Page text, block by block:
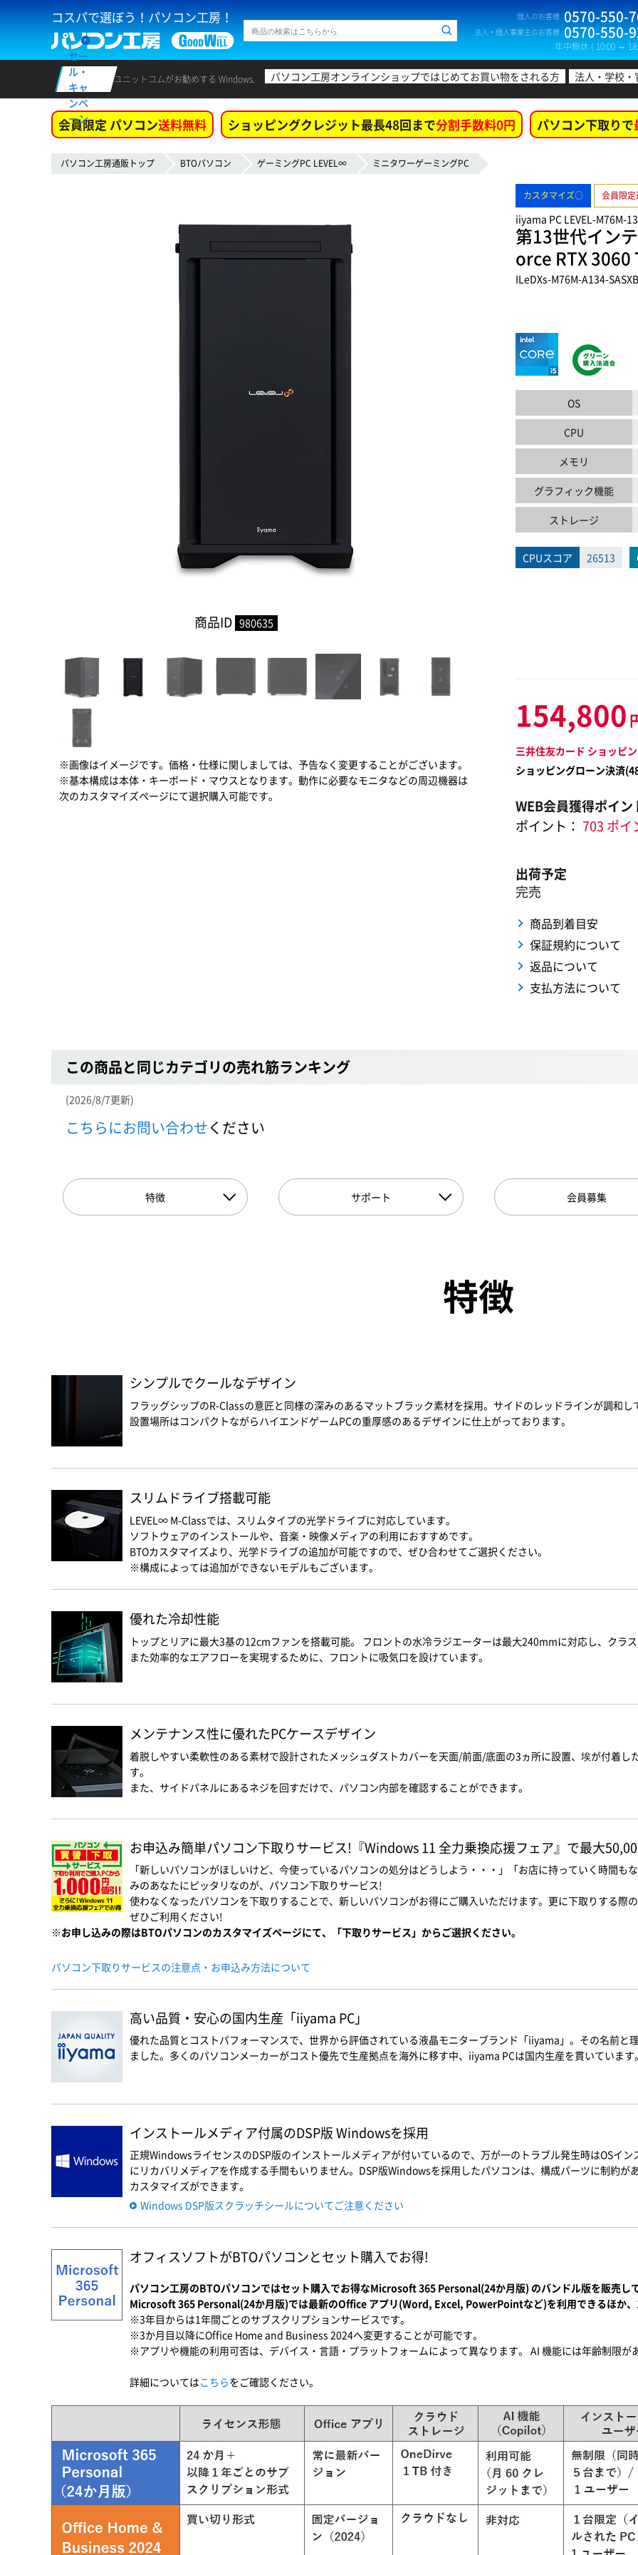
コスパで選ぼう！パソコン工房！ 個人のお客様 0570-550-
法人・個人事業主のお客様 0570-550-
年中無休 ( 10:00 ～
セー
ル・
キャ
ンペ
ーン
ユニットコムがお勧めする Windows. パソコン工房オンラインショップではじめてお買い物をされる方 法人・学校
会員限定 パソコン送料無料 ショッピングクレジット最長48回まで分割手数料0円 パソコン下取りで
パソコン工房通販トップ BTOパソコン ゲーミングPC LEVEL∞ ミニタワーゲーミングPC
商品ID 980635
※画像はイメージです。価格・仕様に関しましては、予告なく変更することがございます。
※基本構成は本体・キーボード・マウスとなります。動作に必要なモニタなどの周辺機器は
次のカスタマイズページにて選択購入可能です。
カスタマイズ○ 会員限
iiyama PC LEVEL-M76M-
第13世代イン
orce RTX 3060
ILeDXs-M76M-A134-SASXB
OS
CPU
メモリ
グラフィック機能
ストレージ
CPUスコア 26513
154,800
三井住友カード ショッピ
ショッピングローン決済(
WEB会員獲得ポイン
ポイント： 703 ポイ
出荷予定
完売
商品到着目安
保証規約について
返品について
支払方法について
この商品と同じカテゴリの売れ筋ランキング
(2026/8/7更新)
こちらにお問い合わせください
特徴 サポート 会員募集
特徴
シンプルでクールなデザイン
フラッグシップのR-Classの意匠と同様の深みのあるマットブラック素材を採用。サイドのレッドラインが調和し
設置場所はコンパクトながらハイエンドゲームPCの重厚感のあるデザインに仕上がっております。
スリムドライブ搭載可能
LEVEL∞ M-Classでは、スリムタイプの光学ドライブに対応しています。
ソフトウェアのインストールや、音楽・映像メディアの利用におすすめです。
BTOカスタマイズより、光学ドライブの追加が可能ですので、ぜひ合わせてご選択ください。
※構成によっては追加ができないモデルもございます。
優れた冷却性能
トップとリアに最大3基の12cmファンを搭載可能。 フロントの水冷ラジエーターは最大240mmに対応し、クラ
また効率的なエアフローを実現するために、フロントに吸気口を設けています。
メンテナンス性に優れたPCケースデザイン
着脱しやすい柔軟性のある素材で設計されたメッシュダストカバーを天面/前面/底面の3ヵ所に設置、埃が付着し
す。
また、サイドパネルにあるネジを回すだけで、パソコン内部を確認することができます。
お申込み簡単パソコン下取りサービス!『Windows 11 全力乗換応援フェア』で最大
「新しいパソコンがほしいけど、今使っているパソコンの処分はどうしよう・・・」「お店に持っていく時間
みのあなたにピッタリなのが、パソコン下取りサービス!
使わなくなったパソコンを下取りすることで、新しいパソコンがお得にご購入いただけます。更に下取りする際
ぜひご利用ください!
※お申し込みの際はBTOパソコンのカスタマイズページにて、「下取りサービス」からご選択ください。
パソコン下取りサービスの注意点・お申込み方法について
高い品質・安心の国内生産「iiyama PC」
優れた品質とコストパフォーマンスで、世界から評価されている液晶モニターブランド「iiyama」。その名前と
ました。多くのパソコンメーカーがコスト優先で生産拠点を海外に移す中、iiyama PCは国内生産を貫いています。
インストールメディア付属のDSP版 Windowsを採用
正規WindowsライセンスのDSP版のインストールメディアが付いているので、万が一のトラブル発生時はOSイ
にリカバリメディアを作成する手間もいりません。DSP版Windowsを採用したパソコンは、構成パーツに制約
カスタマイズができます。
Windows DSP版スクラッチシールについてご注意ください
オフィスソフトがBTOパソコンとセット購入でお得!
パソコン工房のBTOパソコンではセット購入でお得なMicrosoft 365 Personal(24か月版) のバンドル版を販売して
Microsoft 365 Personal(24か月版)では最新のOffice アプリ(Word, Excel, PowerPointなど)を利用できるほか
※3年目からは1年間ごとのサブスクリプションサービスです。
※3か月目以降にOffice Home and Business 2024へ変更することが可能です。
※アプリや機能の利用可否は、デバイス・言語・プラットフォームによって異なります。 AI 機能には年齢制限が
詳細についてはこちらをご確認ください。